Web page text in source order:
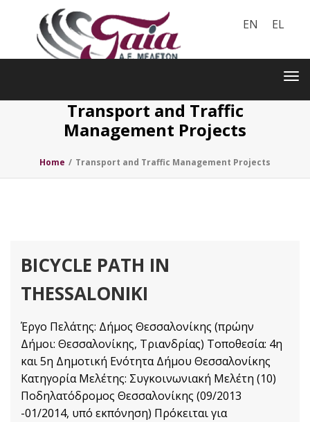
EN EL
Transport and Traffic
Management Projects
Home / Transport and Traffic Management Projects
BICYCLE PATH IN
THESSALONIKI
Έργο Πελάτης: Δήμος Θεσσαλονίκης (πρώην
Δήμοι: Θεσσαλονίκης, Τριανδρίας) Τοποθεσία: 4η
και 5η Δημοτική Ενότητα Δήμου Θεσσαλονίκης
Κατηγορία Μελέτης: Συγκοινωνιακή Μελέτη (10)
Ποδηλατόδρομος Θεσσαλονίκης (09/2013
-01/2014, υπό εκπόνηση) Πρόκειται για